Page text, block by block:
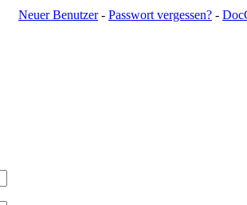
Neuer Benutzer- Passwort vergessen? -